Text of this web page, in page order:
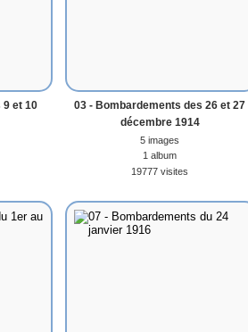
9 et 10
03 - Bombardements des 26 et 27
décembre 1914
5 images
1 album
19777 visites